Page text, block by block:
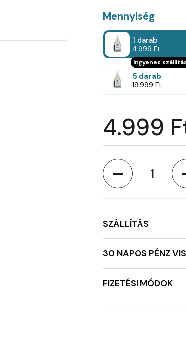
Mennyiség
1 darab
4.999 Ft
Ingyenes
5 darab
19.999 Ft
4.999
Mennyiség
SZÁLLÍTÁS
30 NAPOS PÉNZ
FIZETÉSI MÓDOK